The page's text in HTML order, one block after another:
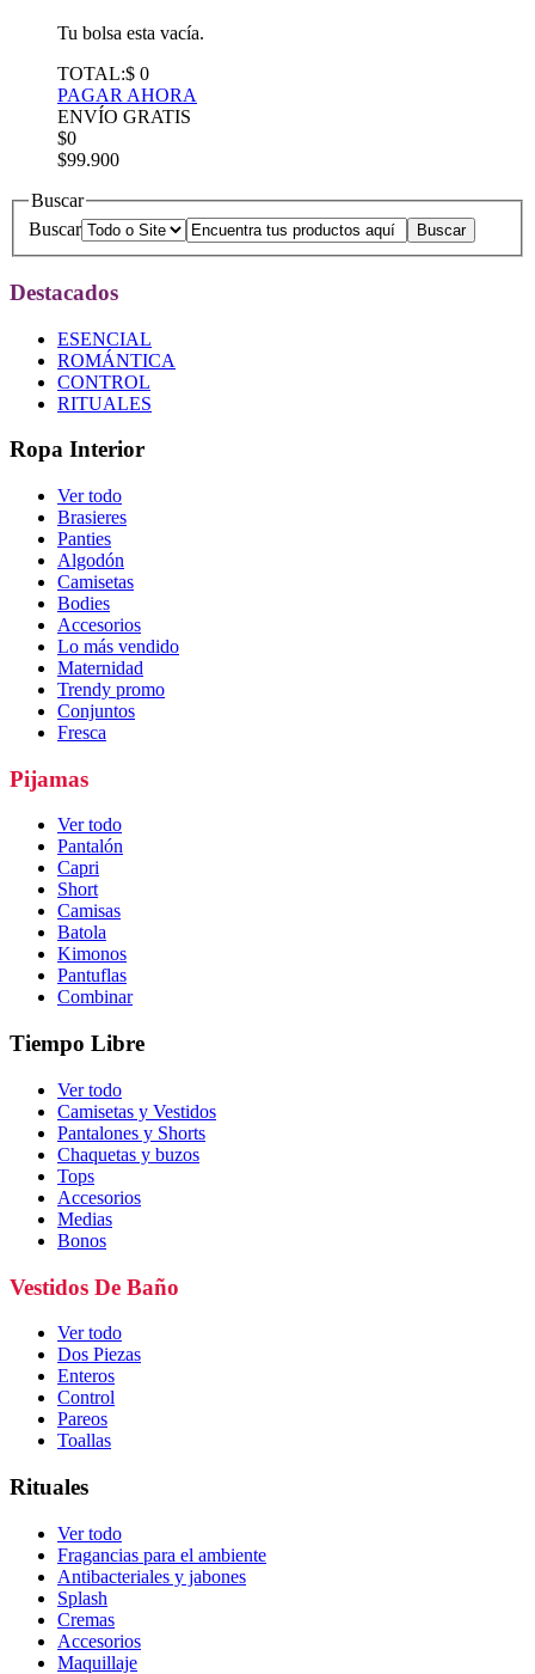
Tu bolsa esta vacía.
TOTAL:$ 0
PAGAR AHORA
ENVÍO GRATIS
$0
$99.900
Buscar
Buscar
Destacados
ESENCIAL
ROMÁNTICA
CONTROL
RITUALES
Ropa Interior
Ver todo
Brasieres
Panties
Algodón
Camisetas
Bodies
Accesorios
Lo más vendido
Maternidad
Trendy promo
Conjuntos
Fresca
Pijamas
Ver todo
Pantalón
Capri
Short
Camisas
Batola
Kimonos
Pantuflas
Combinar
Tiempo Libre
Ver todo
Camisetas y Vestidos
Pantalones y Shorts
Chaquetas y buzos
Tops
Accesorios
Medias
Bonos
Vestidos De Baño
Ver todo
Dos Piezas
Enteros
Control
Pareos
Toallas
Rituales
Ver todo
Fragancias para el ambiente
Antibacteriales y jabones
Splash
Cremas
Accesorios
Maquillaje